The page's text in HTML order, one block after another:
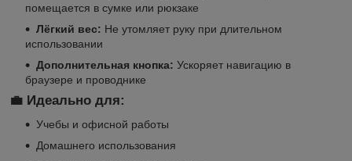
помещается в сумке или рюкзаке
Лёгкий вес: Не утомляет руку при длительном
использовании
Дополнительная кнопка: Ускоряет навигацию в
браузере и проводнике
💼 Идеально для:
Учебы и офисной работы
Домашнего использования